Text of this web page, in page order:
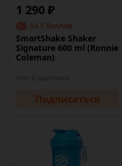
1 290 ₽
64.5 баллов
SmartShake Shaker
Signature 600 ml (Ronnie
Coleman)
Подписаться